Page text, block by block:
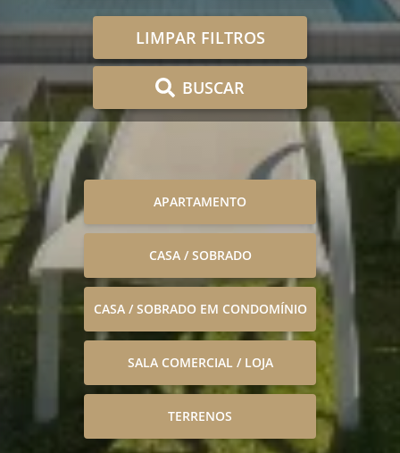
LIMPAR FILTROS
BUSCAR
APARTAMENTO
CASA / SOBRADO
CASA / SOBRADO EM CONDOMÍNIO
SALA COMERCIAL / LOJA
TERRENOS